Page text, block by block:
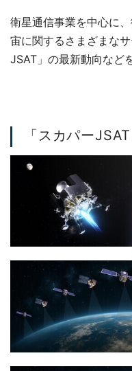
衛星通信事業を中心に
宙に関するさまざまな
JSAT」の最新動向など
「スカパー